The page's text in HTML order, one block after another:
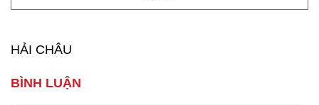
HẢI CHÂU